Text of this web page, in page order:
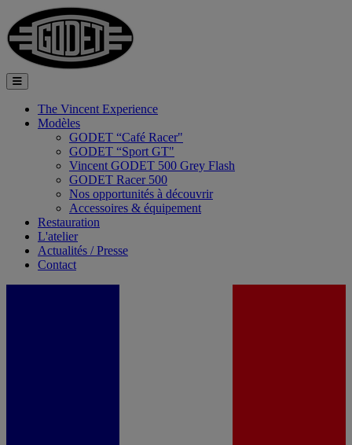
The Vincent Experience
Modèles
GODET “Café Racer"
GODET “Sport GT"
Vincent GODET 500 Grey Flash
GODET Racer 500
Nos opportunités à découvrir
Accessoires & équipement
Restauration
L'atelier
Actualités / Presse
Contact